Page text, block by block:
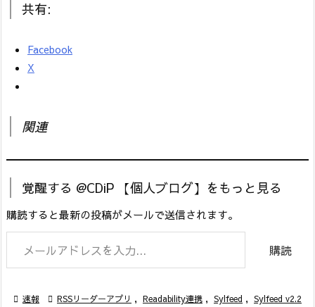
共有:
Facebook
X
関連
覚醒する @CDiP 【個人ブログ】をもっと見る
購読すると最新の投稿がメールで送信されます。
メールアドレスを入力...
購読
 速報  RSSリーダーアプリ , Readability連携 , Sylfeed , Sylfeed v2.2